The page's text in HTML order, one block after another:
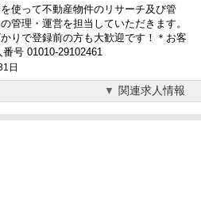
使って不動産物件のリサーチ及び管
管理・運営を担当していただきます。
りで登録前の方も大歓迎です！＊お客
号 01010-29102461
日
関連求人情報